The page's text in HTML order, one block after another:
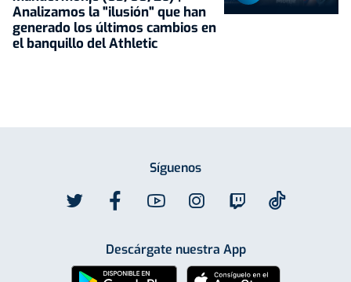
Analizamos la "ilusión" que han
generado los últimos cambios en
el banquillo del Athletic
Síguenos
Descárgate nuestra App